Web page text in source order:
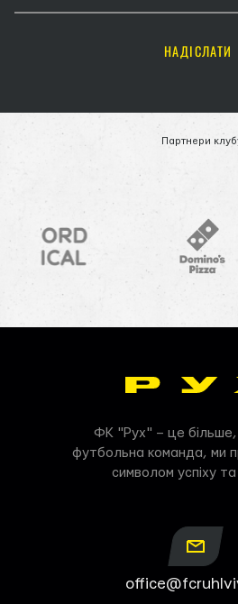
НАДІСЛАТИ
Партнери
ФК "Рух" – це більше,
футбольна команда, ми
символом успіху та